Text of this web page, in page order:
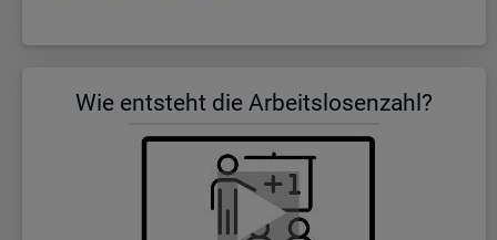
Wie ent­steht die Ar­beits­lo­sen­zahl?